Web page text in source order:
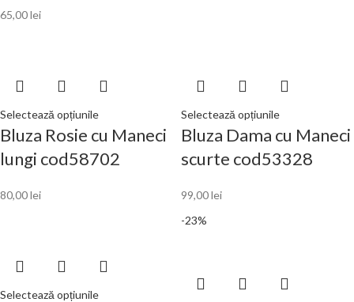
65,00lei
Selectează opțiunile
Bluza Rosie cu Maneci
lungi cod58702
80,00lei
Selectează opțiunile
Bluza Dama cu Maneci
scurte cod53328
99,00lei
Selectează opțiunile
-23%